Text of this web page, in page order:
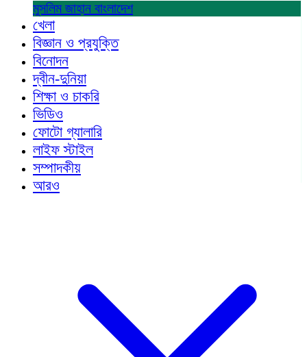
মুসলিম জাহান বাংলাদেশ
খেলা
বিজ্ঞান ও প্রযুক্তি
বিনোদন
দ্বীন-দুনিয়া
শিক্ষা ও চাকরি
ভিডিও
ফোটো গ্যালারি
লাইফ স্টাইল
সম্পাদকীয়
আরও